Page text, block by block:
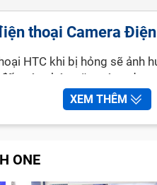
thoại Camera
HTC khi bị hỏng sẽ ảnh
các chức năng, ứng
việc đáp ứng các nhu cầu
điện thoại Camera Điện
bạn chỉ cần thay kính
XEM THÊM
ONE